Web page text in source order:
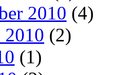
2010 (4)
2010 (2)
(1)